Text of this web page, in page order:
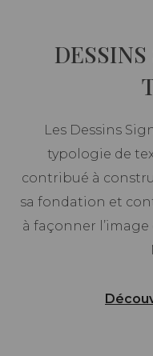
Les Dessins
typologie de
contribué à
sa fondation et
à façonner